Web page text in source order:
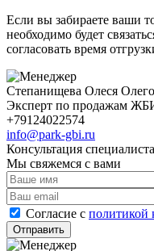
Если вы забираете ваши
необходимо будет
согласовать время
Степанищева Олеся
Эксперт по продажам
+79124022574
info@park-gbi.ru
Консультация специалиста
Мы свяжемся с вами
Cогласие с политикой
Отправить